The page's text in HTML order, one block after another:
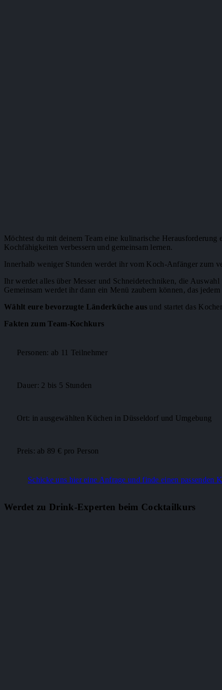
Möchtest du mit deinem Team eine kulinarische Herausforderung
Kochfähigkeiten verbessern und gemeinsam lernen.
Innerhalb weniger Stunden werdet ihr vom Koch-Anfänger zum
Ihr werdet alles über Messer und Schneidetechniken, die
Gemeinsam werdet ihr dann ein Menü zaubern können, das
Wählt eure bevorzugte Länderküche aus und startet das
Fakten zum Team-Kochkurs
Personen: ab 11 Teilnehmer
Dauer: 2 bis 5 Stunden
Ort: in ausgewählten Küchen in Düsseldorf und Umgebung
Preis: ab 89 € pro Person
Schicke uns hier eine Anfrage und finde einen passenden
Werdet zu Drink-Experten beim Cocktailkurs